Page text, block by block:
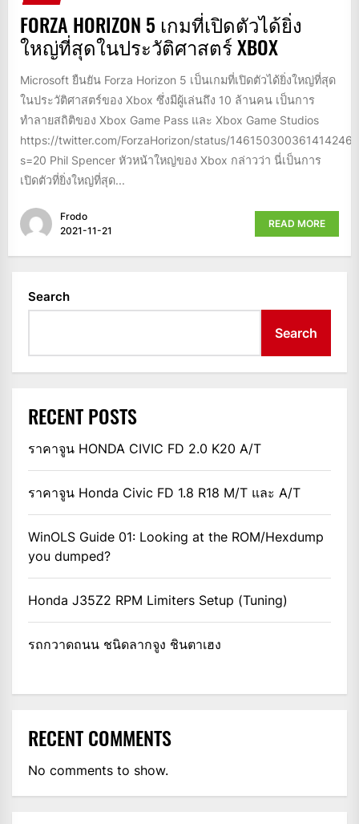
FORZA HORIZON 5 เกมที่เปิดตัวได้ยิ่ง
ใหญ่ที่สุดในประวัติศาสตร์ XBOX
Microsoft ยืนยัน Forza Horizon 5 เป็นเกมที่เปิดตัวได้ยิ่งใหญ่ที่สุด
ในประวัติศาสตร์ของ Xbox ซึ่งมีผู้เล่นถึง 10 ล้านคน เป็นการ
ทำลายสถิติของ Xbox Game Pass และ Xbox Game Studios
https://twitter.com/ForzaHorizon/status/
s=20 Phil Spencer หัวหน้าใหญ่ของ Xbox กล่าวว่า นี่เป็นการ
เปิดตัวที่ยิ่งใหญ่ที่สุด...
Frodo
2021-11-21
READ MORE
Search
Search
RECENT POSTS
ราคาจูน HONDA CIVIC FD 2.0 K20 A/T
ราคาจูน Honda Civic FD 1.8 R18 M/T และ A/T
WinOLS Guide 01: Looking at the ROM/Hexdump
you dumped?
Honda J35Z2 RPM Limiters Setup (Tuning)
รถกวาดถนน ชนิดลากจูง ชินตาเฮง
RECENT COMMENTS
No comments to show.